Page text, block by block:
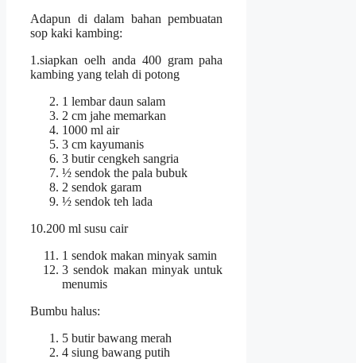
Adapun di dalam bahan pembuatan
sop kaki kambing:
1.siapkan oelh anda 400 gram paha
kambing yang telah di potong
1 lembar daun salam
2 cm jahe memarkan
1000 ml air
3 cm kayumanis
3 butir cengkeh sangria
½ sendok the pala bubuk
2 sendok garam
½ sendok teh lada
10.200 ml susu cair
1 sendok makan minyak samin
3 sendok makan minyak untuk
menumis
Bumbu halus:
5 butir bawang merah
4 siung bawang putih